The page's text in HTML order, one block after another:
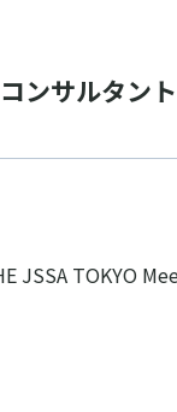
ンサルタン
JSSA TOKYO